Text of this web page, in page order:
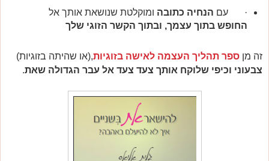
·
עם הנחיה כתובה ומוקלטת שנושאת אותך אל
החופש בתוך עצמך, ובתוך הקשר הזוגי שלך
זה מן ספר תהליך העצמה לאישה בזוגיות,(או שהיתה בזוגיות)
צבעוני וכיפי שלוקח אותך צעד צעד אל עבר הגדולה שאת.